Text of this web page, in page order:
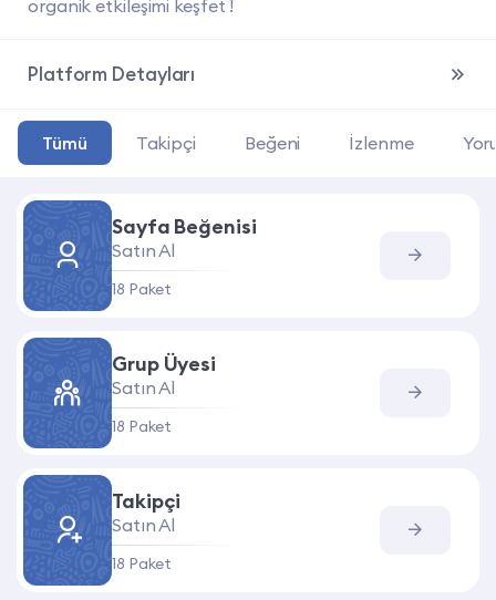
organik etkileşimi keşfet !
Platform Detayları
Tümü Takipçi Beğeni İzlenme
Sayfa Beğenisi
Satın Al
18 Paket
Grup Üyesi
Satın Al
18 Paket
Takipçi
Satın Al
18 Paket